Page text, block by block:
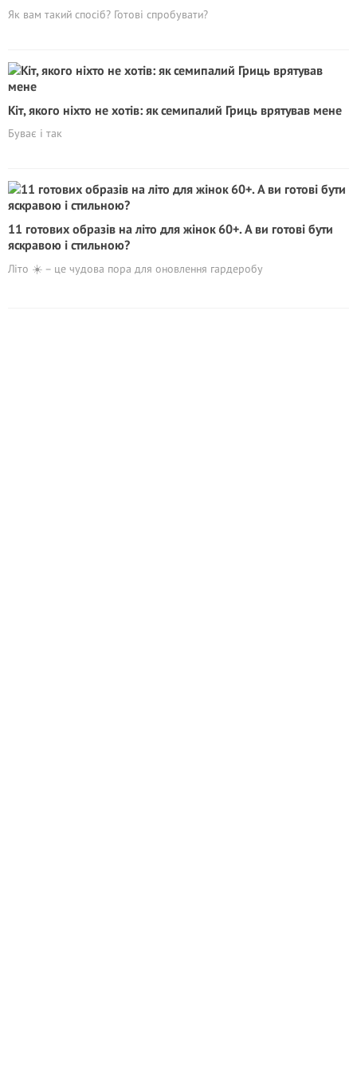
Як вам такий спосіб? Готові спробувати?
Кіт, якого ніхто не хотів: як семипалий Гриць врятував мене
Буває і так
11 готових образів на літо для жінок 60+. А ви готові бути
яскравою і стильною?
Літо ☀️ – це чудова пора для оновлення гардеробу